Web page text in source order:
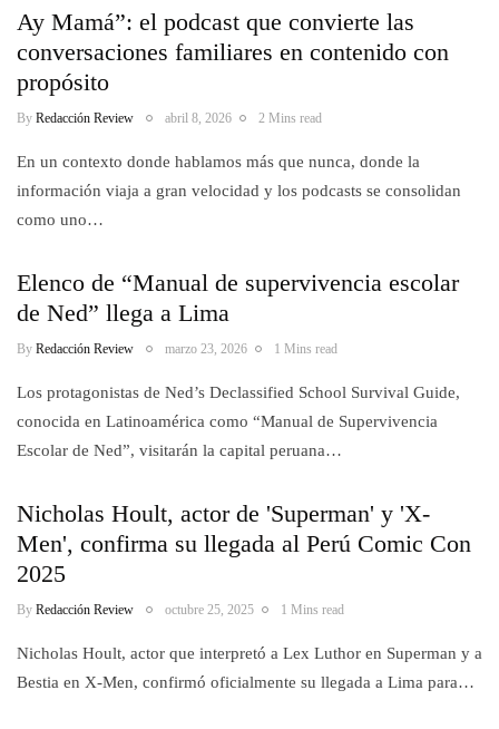
Ay Mamá”: el podcast que convierte las
conversaciones familiares en contenido con
propósito
By Redacción Review abril 8, 2026 2 Mins read
En un contexto donde hablamos más que nunca, donde la
información viaja a gran velocidad y los podcasts se consolidan
como uno…
Elenco de “Manual de supervivencia escolar
de Ned” llega a Lima
By Redacción Review marzo 23, 2026 1 Mins read
Los protagonistas de Ned’s Declassified School Survival Guide,
conocida en Latinoamérica como “Manual de Supervivencia
Escolar de Ned”, visitarán la capital peruana…
Nicholas Hoult, actor de 'Superman' y 'X-
Men', confirma su llegada al Perú Comic Con
2025
By Redacción Review octubre 25, 2025 1 Mins read
Nicholas Hoult, actor que interpretó a Lex Luthor en Superman y a
Bestia en X-Men, confirmó oficialmente su llegada a Lima para…